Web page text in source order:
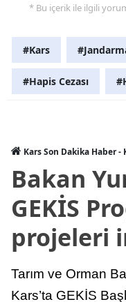
* Bu içerik ile ilgili
#Kars
#Hapis Cezası
Kars Son Dakika Haber
Bakan
GEKİS
projeleri
Tarım ve Orman
Kars’ta GEKİS